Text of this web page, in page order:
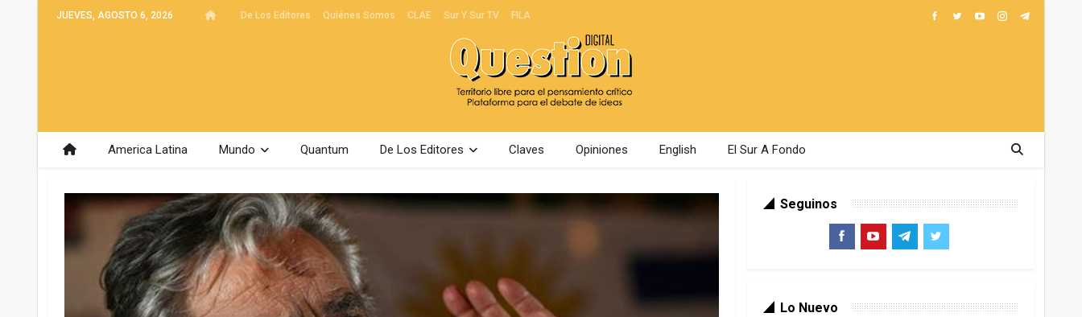
JUEVES, AGOSTO 6, 2026 De Los Editores Quiénes Somos CLAE Sur Y Sur TV FILA
America Latina Mundo Quantum De Los Editores Claves Opiniones English El Sur A Fondo
Seguinos
Lo Nuevo